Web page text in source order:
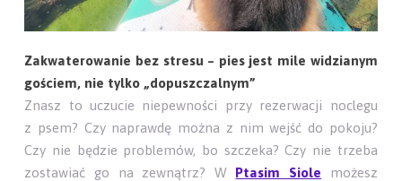
Zakwaterowanie bez stresu – pies jest mile widzianym
gościem, nie tylko „dopuszczalnym”
Znasz to uczucie niepewności przy rezerwacji noclegu
z psem? Czy naprawdę można z nim wejść do pokoju?
Czy nie będzie problemów, bo szczeka? Czy nie trzeba
zostawiać go na zewnątrz? W Ptasim Siole możesz